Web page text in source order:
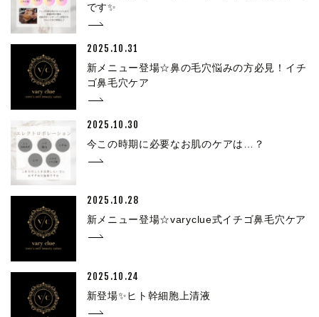
です✨
2025.10.31
新メニュー登場☆鼻の毛穴悩みの方必見！イチ
ゴ鼻毛穴ケア
2025.10.30
今この時期に必要なお肌のケアは…？
2025.10.28
新メニュー登場☆varyclue式イチゴ鼻毛穴ケア
2025.10.24
新登場✨ヒト幹細胞上清液